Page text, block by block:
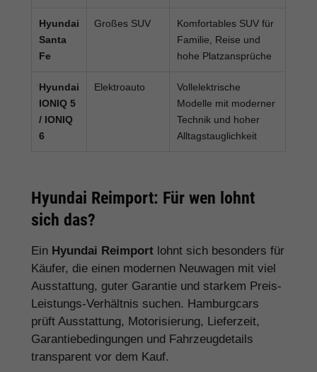
Hyundai
Santa
Fe
Großes SUV
Komfortables SUV für
Familie, Reise und
hohe Platzansprüche
Hyundai
IONIQ 5
/ IONIQ
6
Elektroauto
Vollelektrische
Modelle mit moderner
Technik und hoher
Alltagstauglichkeit
Hyundai Reimport: Für wen lohnt
sich das?
Ein Hyundai Reimport lohnt sich besonders für
Käufer, die einen modernen Neuwagen mit viel
Ausstattung, guter Garantie und starkem Preis-
Leistungs-Verhältnis suchen. Hamburgcars
prüft Ausstattung, Motorisierung, Lieferzeit,
Garantiebedingungen und Fahrzeugdetails
transparent vor dem Kauf.